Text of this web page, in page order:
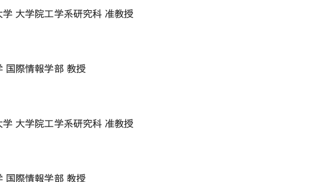
大学院工学系研究科 准教授
際情報学部 教授
大学院工学系研究科 准教授
際情報学部 教授